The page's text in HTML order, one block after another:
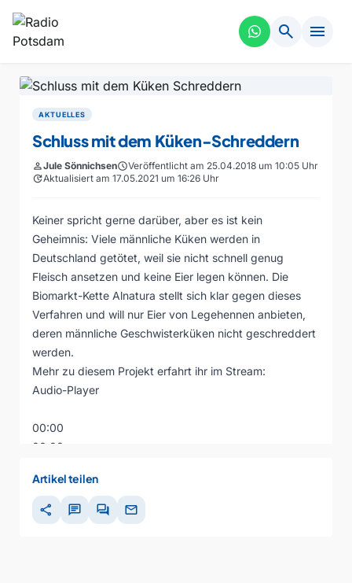
search menu
AKTUELLES
Schluss mit dem Küken-Schreddern
personJule SönnichsenscheduleVeröffentlicht am 25.04.2018 um 10:05 Uhr
updateAktualisiert am 17.05.2021 um 16:26 Uhr
Keiner spricht gerne darüber, aber es ist kein
Geheimnis: Viele männliche Küken werden in
Deutschland getötet, weil sie nicht schnell genug
Fleisch ansetzen und keine Eier legen können. Die
Biomarkt-Kette Alnatura stellt sich klar gegen dieses
Verfahren und will nur Eier von Legehennen anbieten,
deren männliche Geschwisterküken nicht geschreddert
werden.
Mehr zu diesem Projekt erfahrt ihr im Stream:
Audio-Player
00:00
00:00
Artikel teilen
share chat forum mail